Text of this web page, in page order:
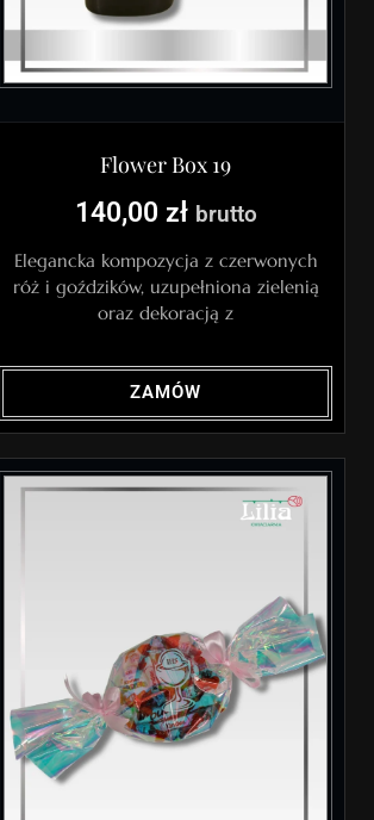
Flower Box 19
140,00 zł brutto
Elegancka kompozycja z czerwonych
róż i goździków, uzupełniona zielenią
oraz dekoracją z
ZAMÓW